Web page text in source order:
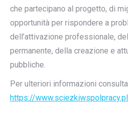
che partecipano al progetto, di
opportunità per rispondere a
dell’attivazione professionale,
permanente, della creazione e
pubbliche.
Per ulteriori informazioni
https://